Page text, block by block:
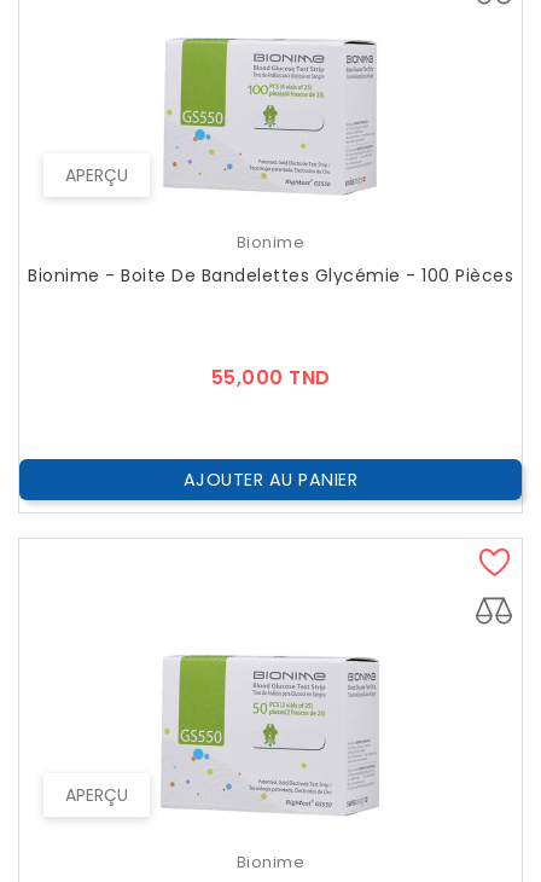
APERÇU
Bionime
Bionime - Boite De Bandelettes Glycémie - 100 Pièces
55,000 TND
AJOUTER AU PANIER
APERÇU
Bionime